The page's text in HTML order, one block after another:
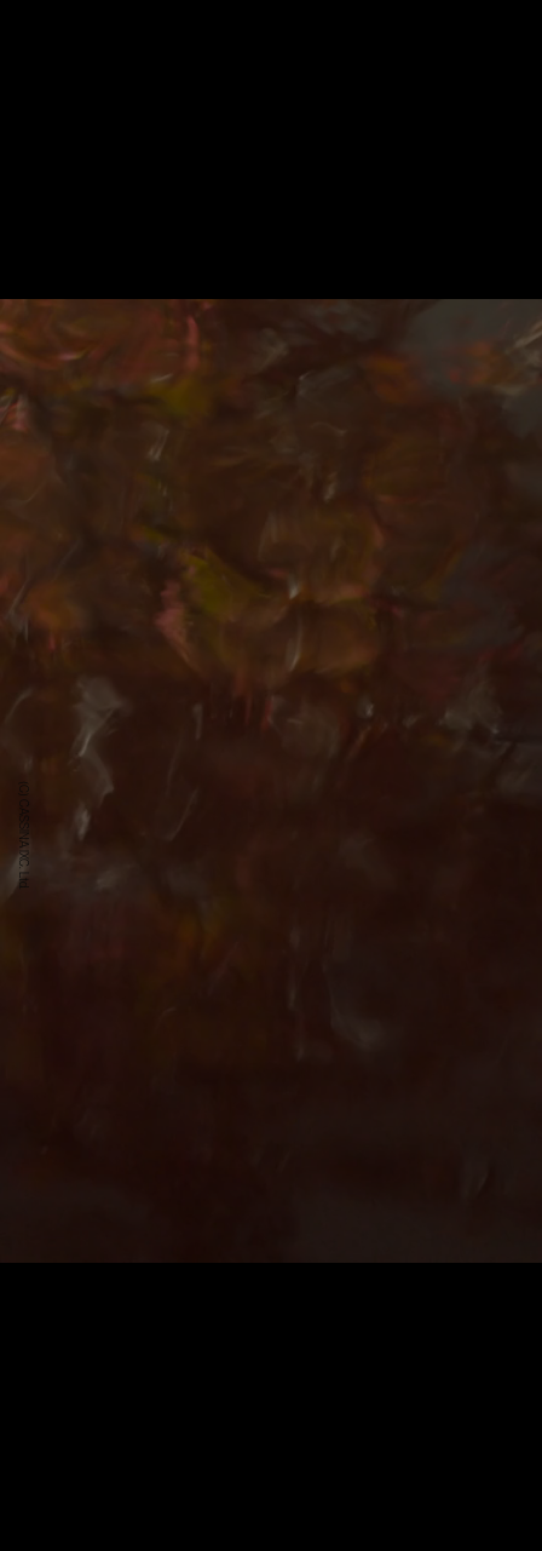
(C) CASSINA IXC. Ltd.